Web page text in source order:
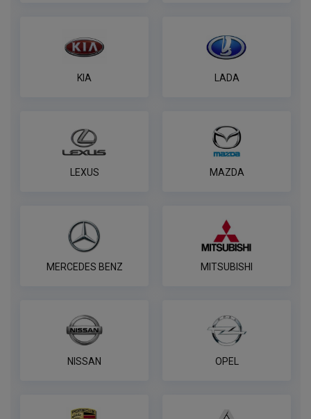
KIA LADA
LEXUS MAZDA
MERCEDES BENZ MITSUBISHI
NISSAN OPEL